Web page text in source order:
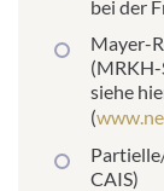
bei der
Mayer-
siehe
(
CAIS)